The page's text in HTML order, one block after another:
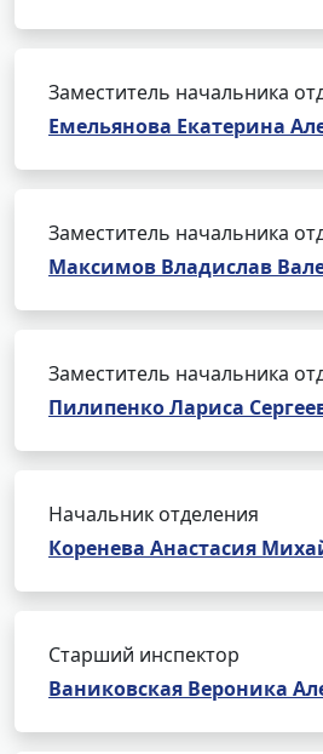
Заместитель начальника
Емельянова Екатерина
Заместитель начальника
Максимов Владислав
Заместитель начальника
Пилипенко Лариса
Начальник отделения
Коренева Анастасия
Старший инспектор
Ваниковская Вероника